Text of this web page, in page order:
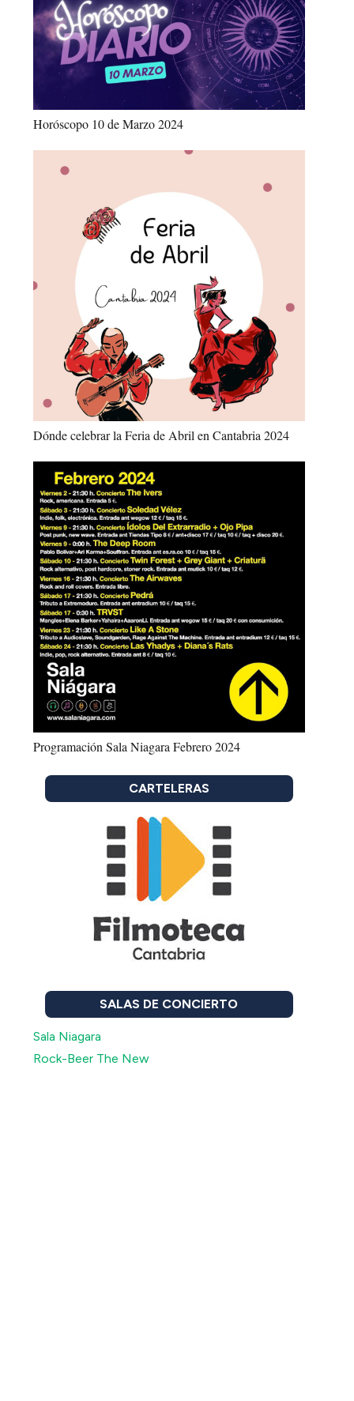
Horóscopo 10 de Marzo 2024
Dónde celebrar la Feria de Abril en Cantabria 2024
Programación Sala Niagara Febrero 2024
CARTELERAS
SALAS DE CONCIERTO
Sala Niagara
Rock-Beer The New